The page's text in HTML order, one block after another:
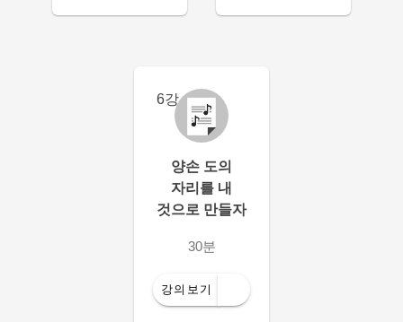
6강
양손 도의
자리를 내
것으로 만들자
30분
강의보기